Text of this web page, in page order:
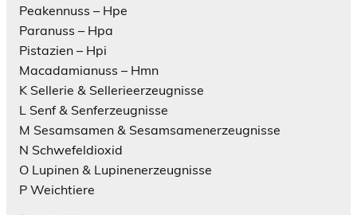
Peakennuss – Hpe
Paranuss – Hpa
Pistazien – Hpi
Macadamianuss – Hmn
K Sellerie & Sellerieerzeugnisse
L Senf & Senferzeugnisse
M Sesamsamen & Sesamsamenerzeugnisse
N Schwefeldioxid
O Lupinen & Lupinenerzeugnisse
P Weichtiere